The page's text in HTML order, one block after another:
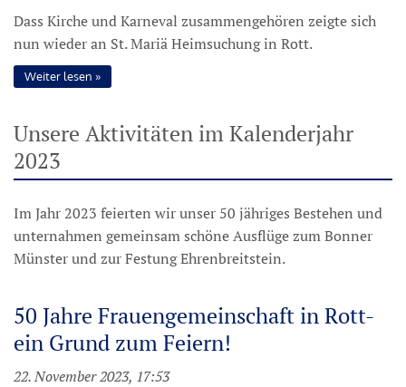
Dass Kirche und Karneval zusammengehören zeigte sich
nun wieder an St. Mariä Heimsuchung in Rott.
Weiter lesen
Unsere Aktivitäten im Kalenderjahr
2023
Im Jahr 2023 feierten wir unser 50 jähriges Bestehen und
unternahmen gemeinsam schöne Ausflüge zum Bonner
Münster und zur Festung Ehrenbreitstein.
50 Jahre Frauengemeinschaft in Rott-
ein Grund zum Feiern!
22. November 2023, 17:53